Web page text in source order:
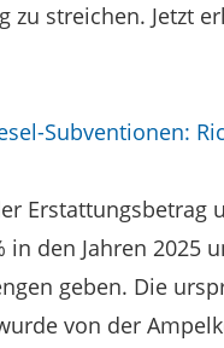
zu streichen. Jetzt
Subventionen:
Erstattungsbetrag
den Jahren 2025
geben. Die
von der